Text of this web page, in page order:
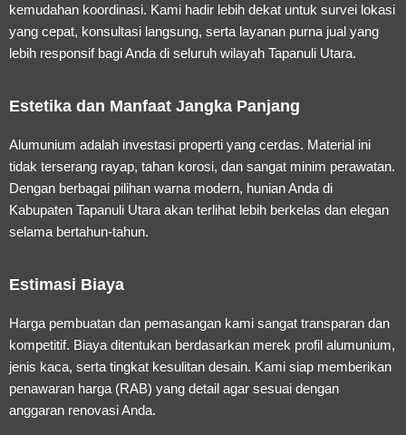
kemudahan koordinasi. Kami hadir lebih dekat untuk survei lokasi
yang cepat, konsultasi langsung, serta layanan purna jual yang
lebih responsif bagi Anda di seluruh wilayah Tapanuli Utara.
Estetika dan Manfaat Jangka Panjang
Alumunium adalah investasi properti yang cerdas. Material ini
tidak terserang rayap, tahan korosi, dan sangat minim perawatan.
Dengan berbagai pilihan warna modern, hunian Anda di
Kabupaten Tapanuli Utara akan terlihat lebih berkelas dan elegan
selama bertahun-tahun.
Estimasi Biaya
Harga pembuatan dan pemasangan kami sangat transparan dan
kompetitif. Biaya ditentukan berdasarkan merek profil alumunium,
jenis kaca, serta tingkat kesulitan desain. Kami siap memberikan
penawaran harga (RAB) yang detail agar sesuai dengan
anggaran renovasi Anda.